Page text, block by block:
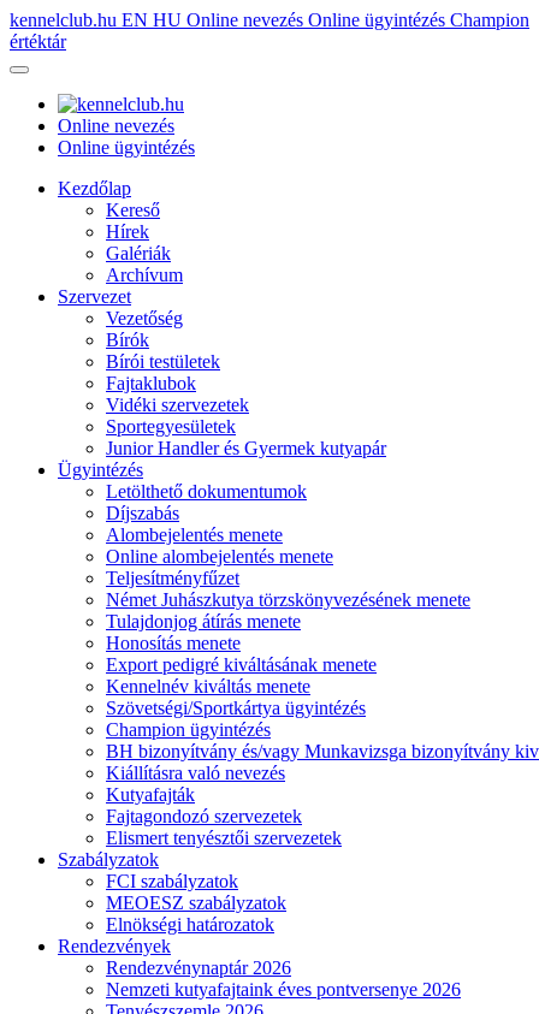
kennelclub.hu EN HU Online nevezés Online ügyintézés Champion
értéktár
Online nevezés
Online ügyintézés
Kezdőlap
Kereső
Hírek
Galériák
Archívum
Szervezet
Vezetőség
Bírók
Bírói testületek
Fajtaklubok
Vidéki szervezetek
Sportegyesületek
Junior Handler és Gyermek kutyapár
Ügyintézés
Letölthető dokumentumok
Díjszabás
Alombejelentés menete
Online alombejelentés menete
Teljesítményfűzet
Német Juhászkutya törzskönyvezésének menete
Tulajdonjog átírás menete
Honosítás menete
Export pedigré kiváltásának menete
Kennelnév kiváltás menete
Szövetségi/Sportkártya ügyintézés
Champion ügyintézés
BH bizonyítvány és/vagy Munkavizsga bizonyítvány
Kiállításra való nevezés
Kutyafajták
Fajtagondozó szervezetek
Elismert tenyésztői szervezetek
Szabályzatok
FCI szabályzatok
MEOESZ szabályzatok
Elnökségi határozatok
Rendezvények
Rendezvénynaptár 2026
Nemzeti kutyafajtaink éves pontversenye 2026